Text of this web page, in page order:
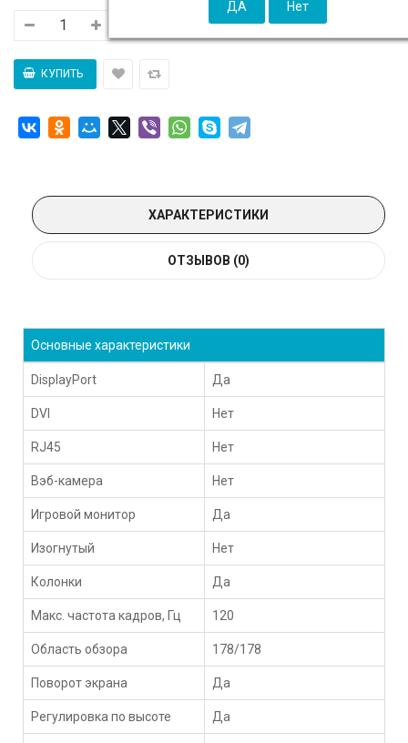
ХАРАКТЕРИСТИКИ
ОТЗЫВОВ (0)
Основные характеристики
DisplayPort Да
DVI Нет
RJ45 Нет
Вэб-камера Нет
Игровой монитор Да
Изогнутый Нет
Колонки Да
Макс. частота кадров, Гц 120
Область обзора 178/178
Поворот экрана Да
Регулировка по высоте Да